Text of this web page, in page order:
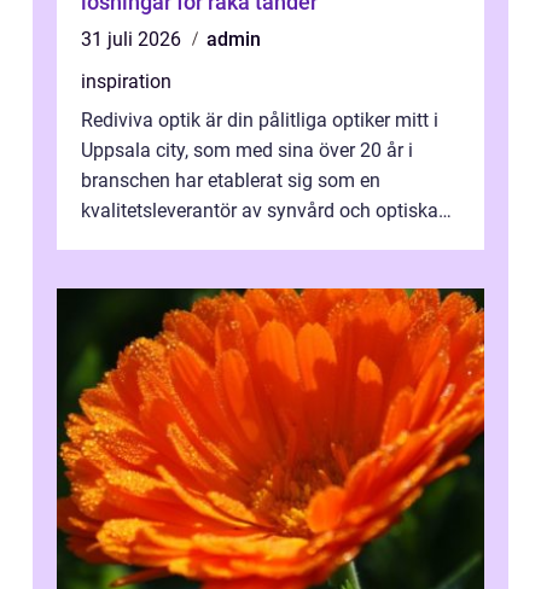
31 juli 2026
admin
inspiration
Rediviva optik är din pålitliga optiker mitt i
Uppsala city, som med sina över 20 år i
branschen har etablerat sig som en
kvalitetsleverantör av synvård och optiska